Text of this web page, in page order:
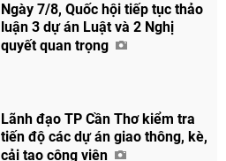
Ngày 7/8, Quốc hội tiếp tục thảo
luận 3 dự án Luật và 2 Nghị
quyết quan trọng
Lãnh đạo TP Cần Thơ kiểm tra
tiến độ các dự án giao thông, kè,
cải tạo công viên